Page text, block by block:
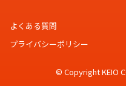
よくある質問
プライバシーポリシー
© Copyright KEIO